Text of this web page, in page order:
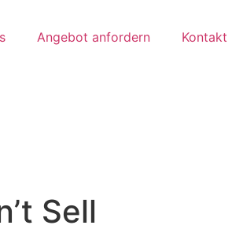
Angebot anfordern
Kontakt
Sell